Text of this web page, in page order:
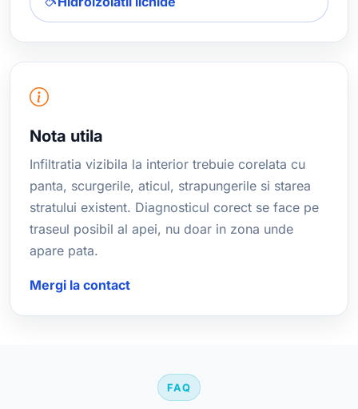
Nota utila
Infiltratia vizibila la interior trebuie corelata cu
panta, scurgerile, aticul, strapungerile si starea
stratului existent. Diagnosticul corect se face pe
traseul posibil al apei, nu doar in zona unde
apare pata.
Mergi la contact
FAQ